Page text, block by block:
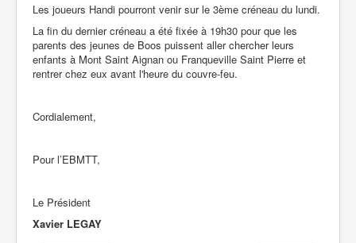
Les joueurs Handi pourront venir sur le 3ème créneau du lundi.
La fin du dernier créneau a été fixée à 19h30 pour que les
parents des jeunes de Boos puissent aller chercher leurs
enfants à Mont Saint Aignan ou Franqueville Saint Pierre et
rentrer chez eux avant l'heure du couvre-feu.
Cordialement,
Pour l’EBMTT,
Le Président
Xavier LEGAY